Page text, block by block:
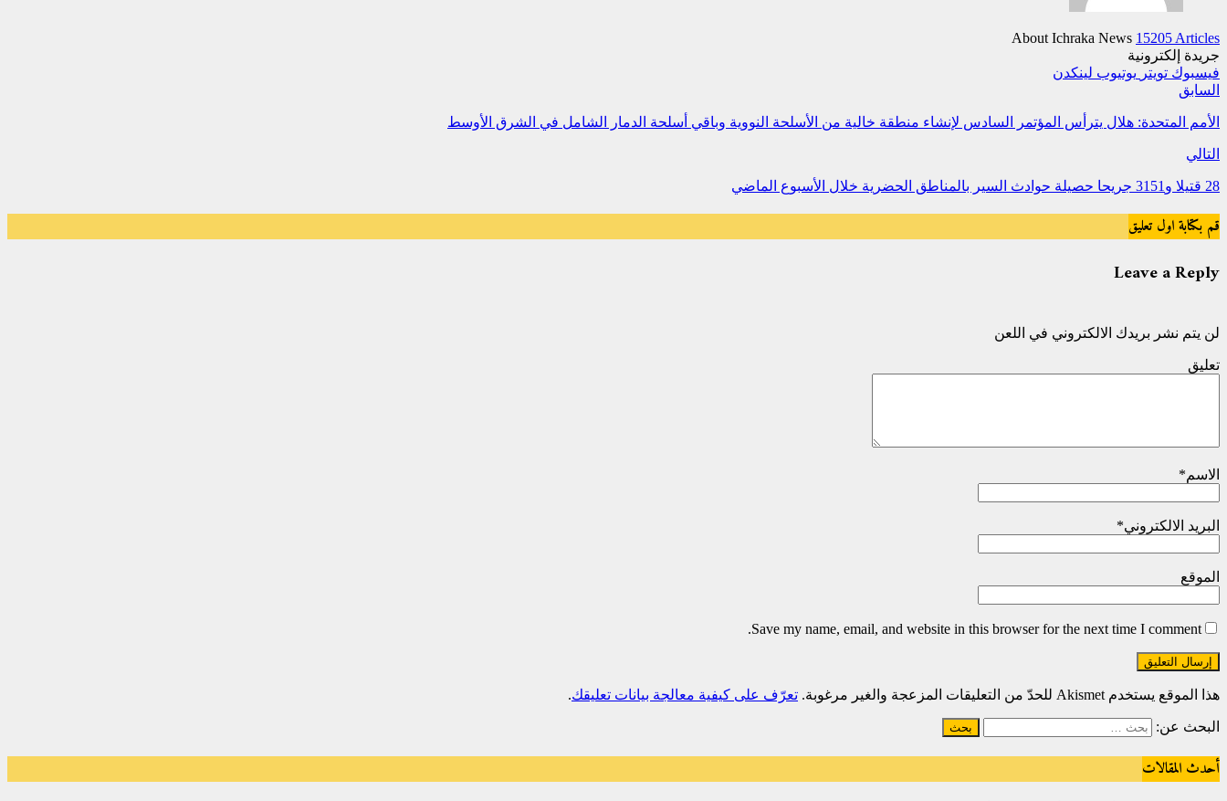
About Ichraka News 15205 Articles
جريدة إلكترونية
فيسبوك تويتر يوتيوب لينكدن
السابق
الأمم المتحدة: هلال يترأس المؤتمر السادس لإنشاء منطقة خالية من الأسلحة النووية وباقي أسلحة الدمار الشامل في الشرق الأوسط
التالي
28 قتيلا و3151 جريحا حصيلة حوادث السير بالمناطق الحضرية خلال الأسبوع الماضي
قم بكتابة اول تعليق
Leave a Reply
لن يتم نشر بريدك الالكتروني في اللعن
تعليق
الاسم*
البريد الالكتروني*
الموقع
Save my name, email, and website in this browser for the next time I comment.
هذا الموقع يستخدم Akismet للحدّ من التعليقات المزعجة والغير مرغوبة. تعرّف على كيفية معالجة بيانات تعليقك.
البحث عن:
أحدث المقالات